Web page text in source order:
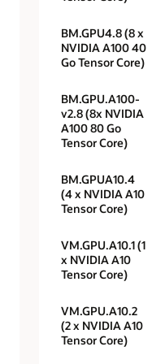
BM.GPU4.8 (8 x
NVIDIA A100 40
Go Tensor Core)
BM.GPU.A100-
v2.8 (8x NVIDIA
A100 80 Go
Tensor Core)
BM.GPUA10.4
(4 x NVIDIA A10
Tensor Core)
VM.GPU.A10.1 (1
x NVIDIA A10
Tensor Core)
VM.GPU.A10.2
(2 x NVIDIA A10
Tensor Core)